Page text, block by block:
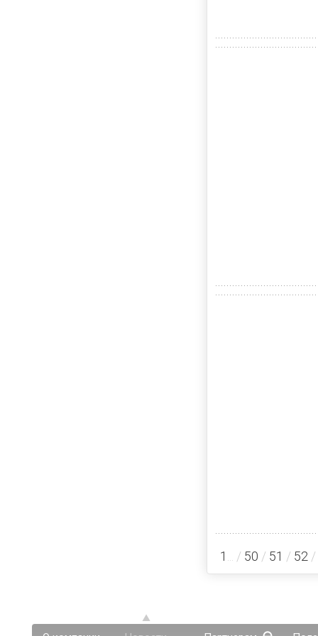
1 ... / 50 / 51 / 52 /